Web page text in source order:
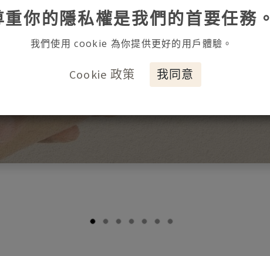
重你的隱私權是我們的首要任務。
我們使用 cookie 為你提供更好的用戶體驗。
Cookie 政策 我同意